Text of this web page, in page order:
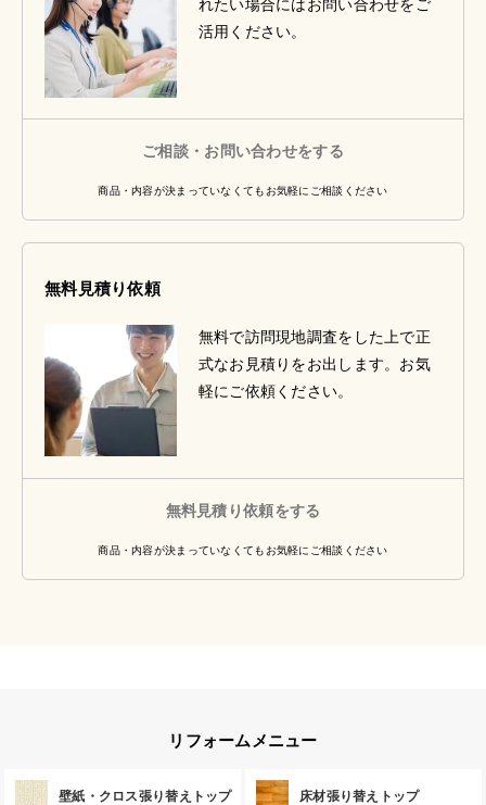
れたい場合にはお問い合わせをご
活用ください。
ご相談・お問い合わせをする
商品・内容が決まっていなくてもお気軽にご相談ください
無料見積り依頼
無料で訪問現地調査をした上で正
式なお見積りをお出します。お気
軽にご依頼ください。
無料見積り依頼をする
商品・内容が決まっていなくてもお気軽にご相談ください
リフォームメニュー
壁紙・クロス張り替えトップ 床材張り替えトップ